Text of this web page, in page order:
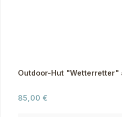
Outdoor-Hut "Wetterretter"
Regulärer Preis:
85,00 €